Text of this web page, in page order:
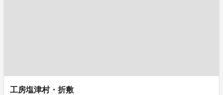
工房塩津村・折敷